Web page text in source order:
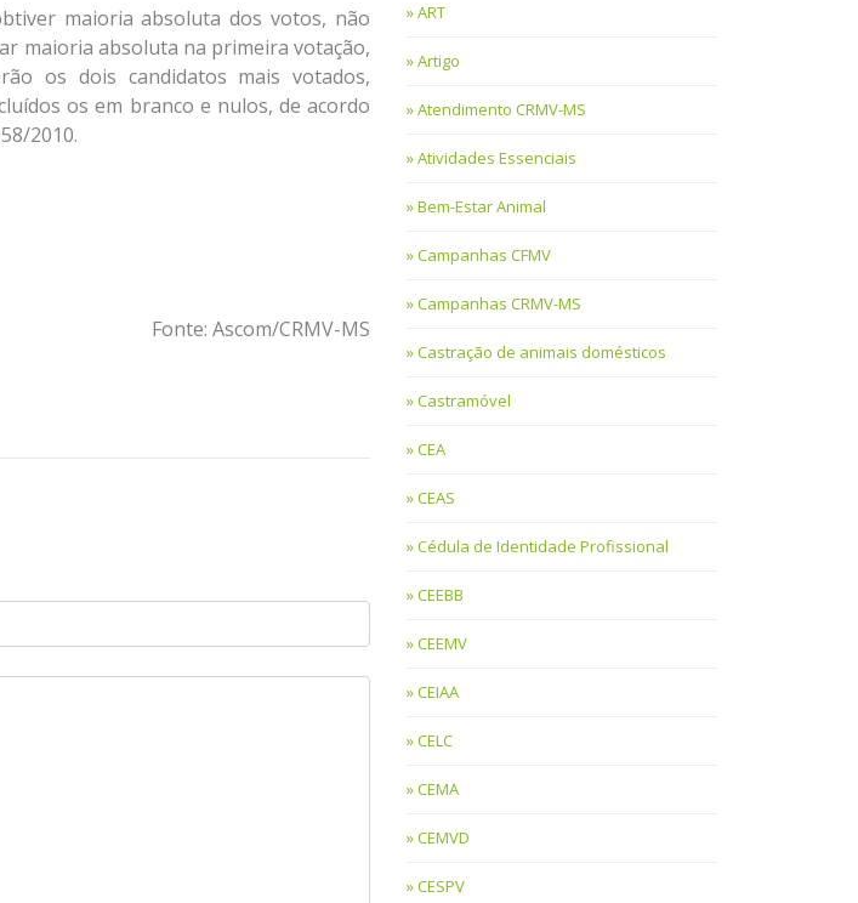
maioria absoluta dos votos, não
maioria absoluta na primeira votação,
os dois candidatos mais votados,
os em branco e nulos, de acordo
2010.
Fonte: Ascom/CRMV-MS
ART
Artigo
Atendimento CRMV-MS
Atividades Essenciais
Bem-Estar Animal
Campanhas CFMV
Campanhas CRMV-MS
Castração de animais domésticos
Castramóvel
CEA
CEAS
Cédula de Identidade Profissional
CEEBB
CEEMV
CEIAA
CELC
CEMA
CEMVD
CESPV